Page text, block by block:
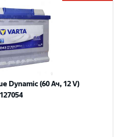
Dynamic (60 Ач, 12 V)